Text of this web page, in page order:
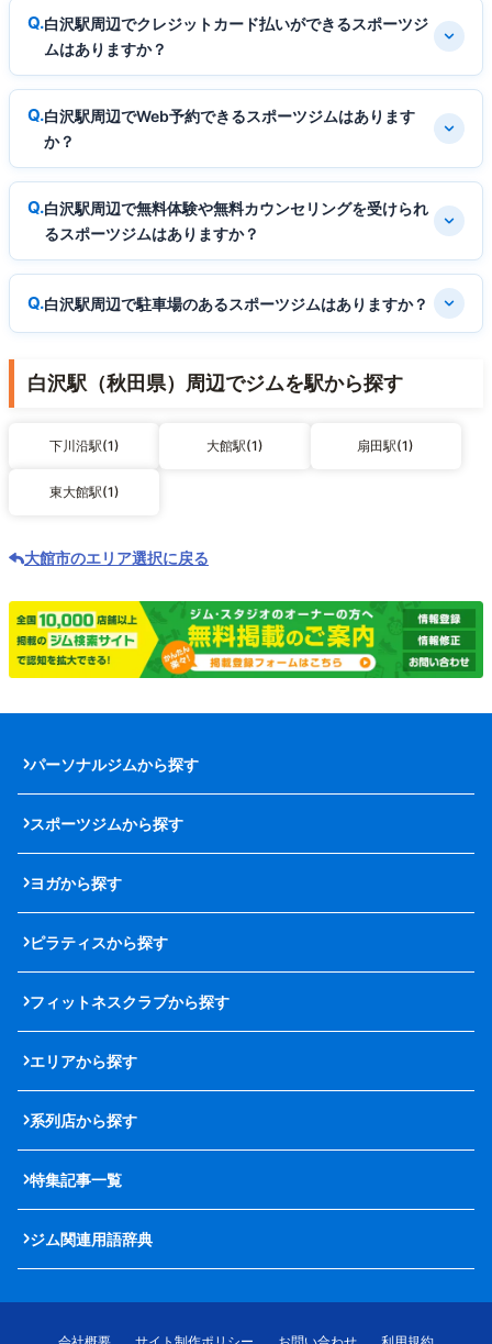
白沢駅周辺でクレジットカード払いができるスポーツジ
ムはありますか？
白沢駅周辺でWeb予約できるスポーツジムはあります
か？
白沢駅周辺で無料体験や無料カウンセリングを受けられ
るスポーツジムはありますか？
白沢駅周辺で駐車場のあるスポーツジムはありますか？
白沢駅（秋田県）周辺でジムを駅から探す
下川沿駅(1) 大館駅(1) 扇田駅(1)
東大館駅(1)
大館市のエリア選択に戻る
パーソナルジムから探す
スポーツジムから探す
ヨガから探す
ピラティスから探す
フィットネスクラブから探す
エリアから探す
系列店から探す
特集記事一覧
ジム関連用語辞典